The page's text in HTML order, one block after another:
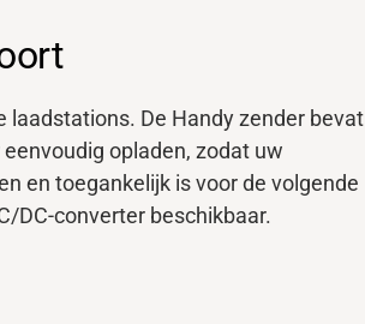
laadstations. De Handy zender bevat
opladen, zodat uw
en toegankelijk is voor de volgende
DC-converter beschikbaar.